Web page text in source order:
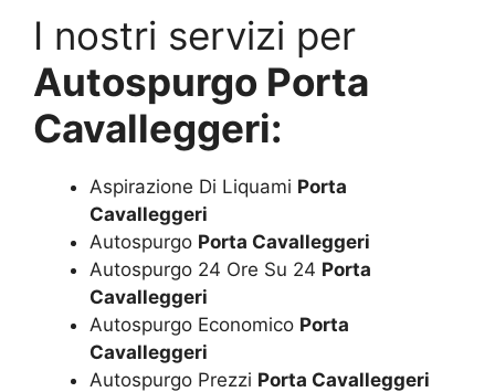
I nostri servizi per
Autospurgo Porta
Cavalleggeri:
Aspirazione Di Liquami Porta
Cavalleggeri
Autospurgo Porta Cavalleggeri
Autospurgo 24 Ore Su 24 Porta
Cavalleggeri
Autospurgo Economico Porta
Cavalleggeri
Autospurgo Prezzi Porta Cavalleggeri